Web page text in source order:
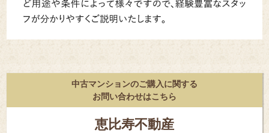
中古マンションのご購入に関する
お問い合わせはこちら
恵比寿不動産